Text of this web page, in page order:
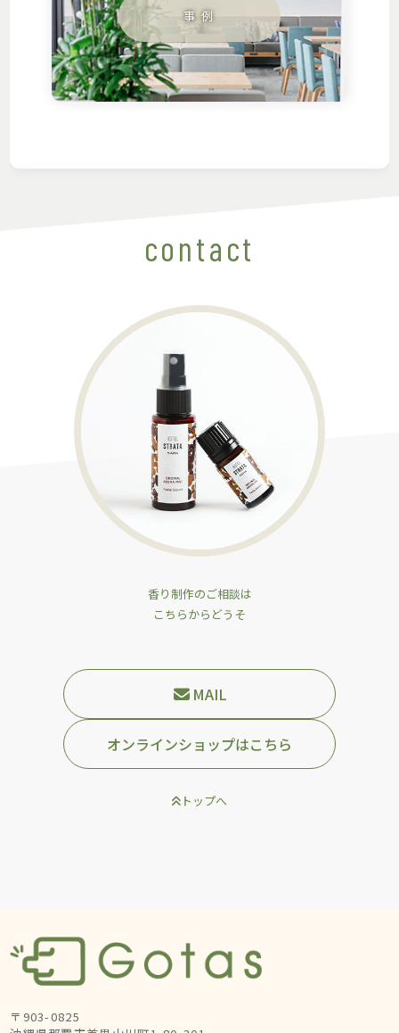
contact
香り制作のご相談は
こちらからどうそ
MAIL
オンラインショップはこちら
トップへ
〒903-0825